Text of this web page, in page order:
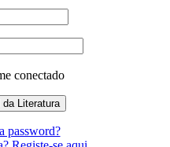
conectado
password?